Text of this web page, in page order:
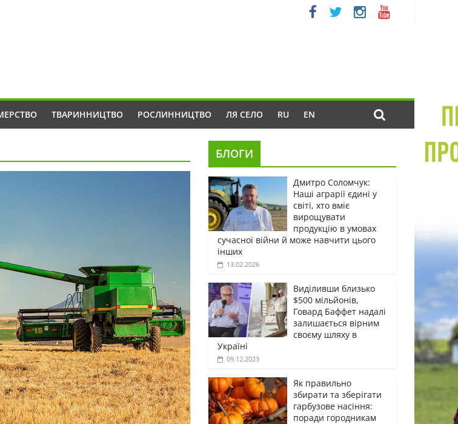
ТВАРИННИЦТВО РОСЛИННИЦТВО ЛЯ СЕЛО RU EN
БЛОГИ
Дмитро Соломчук:
Наші аграрії єдині у
світі, хто вміє
вирощувати
продукцію в умовах
сучасної війни й може навчити цього
інших
13.02.2026
Виділивши близько
$500 мільйонів,
Говард Баффет надалі
залишається вірним
своєму шляху в
Україні
09.12.2023
Як правильно
збирати та зберігати
гарбузове насіння:
поради городникам